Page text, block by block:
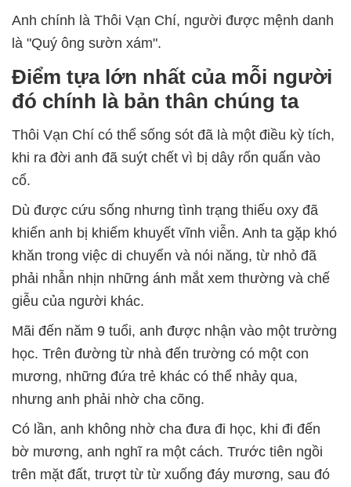
Anh chính là Thôi Vạn Chí, người được mệnh danh
là "Quý ông sườn xám".
Điểm tựa lớn nhất của mỗi người
đó chính là bản thân chúng ta
Thôi Vạn Chí có thể sống sót đã là một điều kỳ tích,
khi ra đời anh đã suýt chết vì bị dây rốn quấn vào
cổ.
Dù được cứu sống nhưng tình trạng thiếu oxy đã
khiến anh bị khiếm khuyết vĩnh viễn. Anh ta gặp khó
khăn trong việc di chuyển và nói năng, từ nhỏ đã
phải nhẫn nhịn những ánh mắt xem thường và chế
giễu của người khác.
Mãi đến năm 9 tuổi, anh được nhận vào một trường
học. Trên đường từ nhà đến trường có một con
mương, những đứa trẻ khác có thể nhảy qua,
nhưng anh phải nhờ cha cõng.
Có lần, anh không nhờ cha đưa đi học, khi đi đến
bờ mương, anh nghĩ ra một cách. Trước tiên ngồi
trên mặt đất, trượt từ từ xuống đáy mương, sau đó